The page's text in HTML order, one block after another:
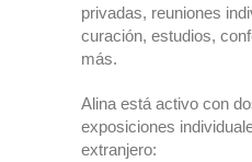
privadas, reuniones
curación, estudios,
más.
Alina está activo con
exposiciones
extranjero: